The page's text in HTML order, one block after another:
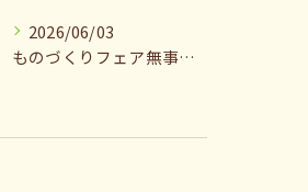
2026/06/03
ものづくりフェア無事終了♪ありがとうございました。